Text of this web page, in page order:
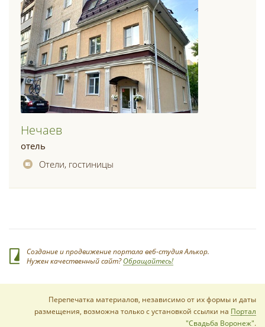
Нечаев
отель
Отели, гостиницы
Создание и продвижение портала веб-студия Алькор.
Нужен качественный сайт?Обращайтесь!
Перепечатка материалов, независимо от их формы и даты
размещения, возможна только с установкой ссылки на Портал
"Свадьба Воронеж".